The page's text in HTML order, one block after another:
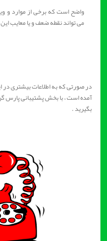
می تواند نقطه ضعف و یا معایب این
در صورتی که به اطلاعات بیشتری در
آمده است ، با بخش پشتیبانی پارس
بگیرید .